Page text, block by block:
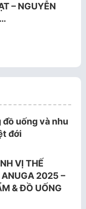
– NGUYỄN
uống và nhu
đới
VỊ THẾ
ANUGA 2025 –
& ĐỒ UỐNG